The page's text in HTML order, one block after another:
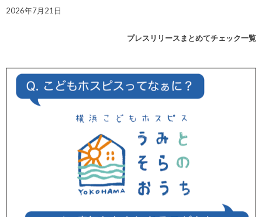
2026年7月21日
プレスリリースまとめてチェック一覧